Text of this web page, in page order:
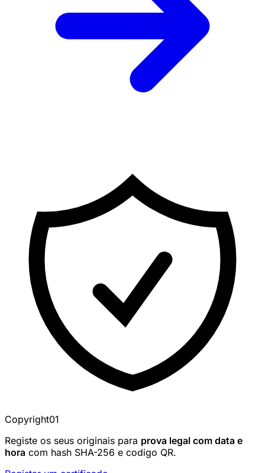
Copyright01
Registe os seus originais para prova legal com data e
hora com hash SHA-256 e codigo QR.